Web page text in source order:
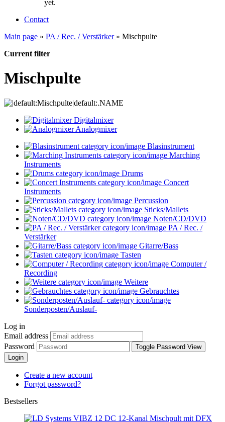
yet.
Contact
Main page » PA / Rec. / Verstärker » Mischpulte
Current filter
Mischpulte
Digitalmixer
Analogmixer
Blasinstrument
Marching
Instruments
Drums
Concert
Instruments
Percussion
Sticks/Mallets
Noten/CD/DVD
PA / Rec. /
Verstärker
Gitarre/Bass
Tasten
Computer /
Recording
Weitere
Gebrauchtes
Sonderposten/Auslauf-
Log in
Email address
Password
Toggle Password View
Login
Create a new account
Forgot password?
Bestsellers